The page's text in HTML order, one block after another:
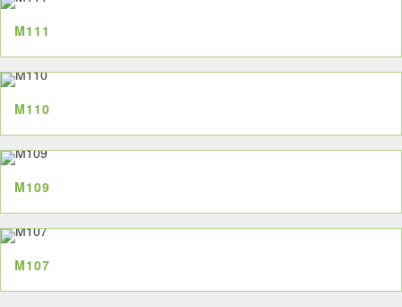
M111
M110
M109
M107